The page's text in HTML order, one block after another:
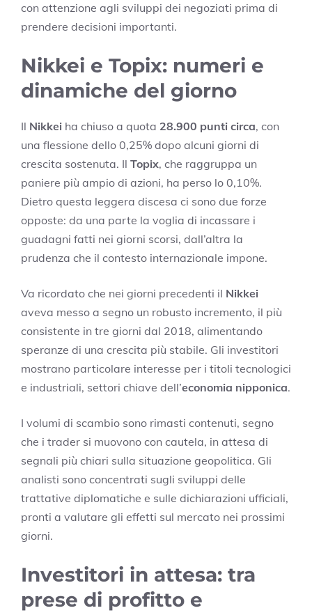
con attenzione agli sviluppi dei negoziati prima di
prendere decisioni importanti.
Nikkei e Topix: numeri e
dinamiche del giorno
Il Nikkei ha chiuso a quota 28.900 punti circa, con
una flessione dello 0,25% dopo alcuni giorni di
crescita sostenuta. Il Topix, che raggruppa un
paniere più ampio di azioni, ha perso lo 0,10%.
Dietro questa leggera discesa ci sono due forze
opposte: da una parte la voglia di incassare i
guadagni fatti nei giorni scorsi, dall’altra la
prudenza che il contesto internazionale impone.
Va ricordato che nei giorni precedenti il Nikkei
aveva messo a segno un robusto incremento, il più
consistente in tre giorni dal 2018, alimentando
speranze di una crescita più stabile. Gli investitori
mostrano particolare interesse per i titoli tecnologici
e industriali, settori chiave dell’economia nipponica.
I volumi di scambio sono rimasti contenuti, segno
che i trader si muovono con cautela, in attesa di
segnali più chiari sulla situazione geopolitica. Gli
analisti sono concentrati sugli sviluppi delle
trattative diplomatiche e sulle dichiarazioni ufficiali,
pronti a valutare gli effetti sul mercato nei prossimi
giorni.
Investitori in attesa: tra
prese di profitto e